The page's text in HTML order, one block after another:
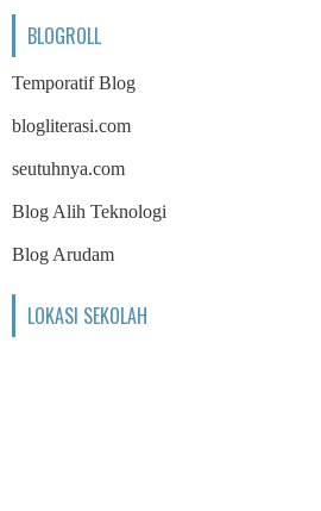
BLOGROLL
Temporatif Blog
blogliterasi.com
seutuhnya.com
Blog Alih Teknologi
Blog Arudam
LOKASI SEKOLAH